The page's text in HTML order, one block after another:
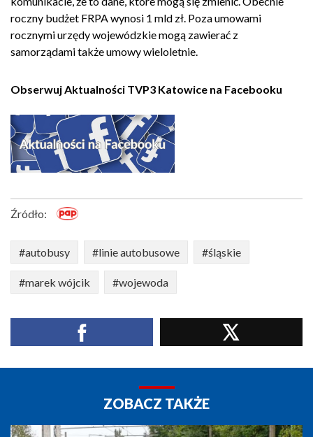
roczny budżet FRPA wynosi 1 mld zł. Poza umowami
rocznymi urzędy wojewódzkie mogą zawierać z
samorządami także umowy wieloletnie.
Obserwuj Aktualności TVP3 Katowice na Facebooku
Źródło:
#autobusy #linie autobusowe #śląskie
#marek wójcik #wojewoda
ZOBACZ TAKŻE